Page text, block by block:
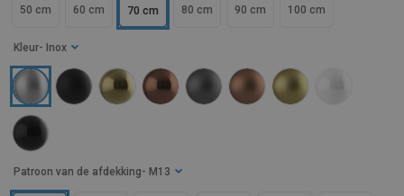
50 cm 60 cm 70 cm 80 cm 90 cm 100 cm
Kleur - Inox
Patroon van de afdekking - M13